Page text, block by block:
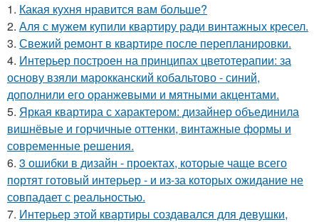
1. Какая кухня нравится вам больше?
2. Аля с мужем купили квартиру ради винтажных кресел.
3. Свежий ремонт в квартире после перепланировки.
4. Интерьер построен на принципах цветотерапии: за
основу взяли марокканский кобальтово - синий,
дополнили его оранжевыми и мятными акцентами.
5. Яркая квартира с характером: дизайнер объединила
вишнёвые и горчичные оттенки, винтажные формы и
современные решения.
6. 3 ошибки в дизайн - проектах, которые чаще всего
портят готовый интерьер - и из-за которых ожидание не
совпадает с реальностью.
7. Интерьер этой квартиры создавался для девушки,